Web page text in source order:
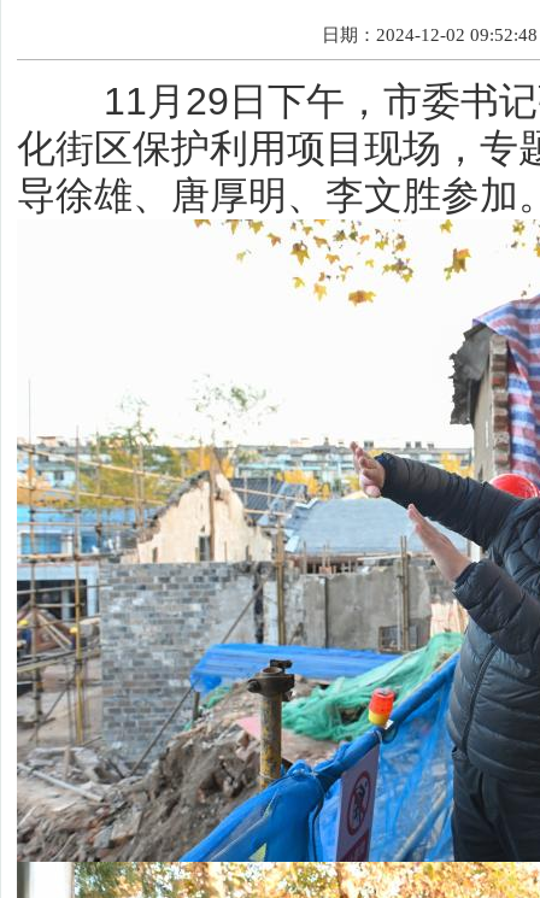
日期：2024-12-02 09:52:48
11月29日下午，市委书记
化街区保护利用项目现场，专
导徐雄、唐厚明、李文胜参加